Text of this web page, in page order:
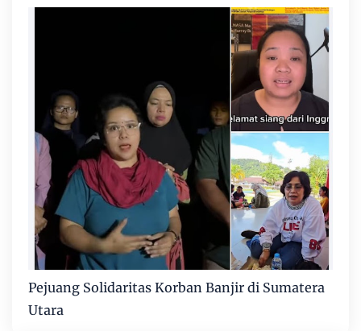
Pejuang Solidaritas Korban Banjir di Sumatera
Utara